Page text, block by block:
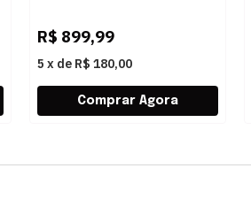
R$ 899,99
5 x de R$ 180,00